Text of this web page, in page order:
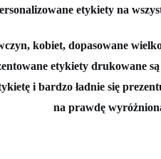
etykiety na
kobiet, dopasowane
etykiety drukowane
i bardzo ładnie się
na prawdę